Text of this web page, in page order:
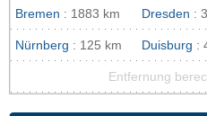
Bremen : 1883 km Dresden :
Nürnberg : 125 km Duisburg :
Entfernung